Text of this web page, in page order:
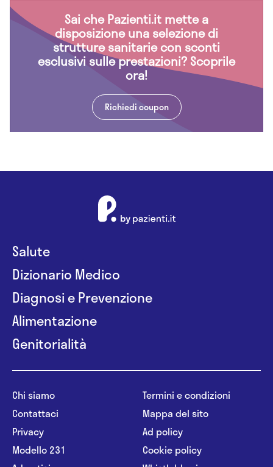
Sai che Pazienti.it mette a
disposizione una selezione di
strutture sanitarie con sconti
esclusivi sulle prestazioni? Scoprile
ora!
Richiedi coupon
Salute
Dizionario Medico
Diagnosi e Prevenzione
Alimentazione
Genitorialità
Chi siamo
Contattaci
Privacy
Modello 231
Termini e condizioni
Mappa del sito
Ad policy
Cookie policy